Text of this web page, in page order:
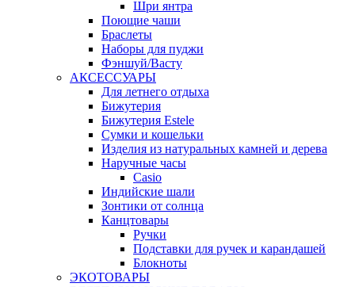
Шри янтра
Поющие чаши
Браслеты
Наборы для пуджи
Фэншуй/Васту
АКСЕССУАРЫ
Для летнего отдыха
Бижутерия
Бижутерия Estele
Сумки и кошельки
Изделия из натуральных камней и дерева
Наручные часы
Casio
Индийские шали
Зонтики от солнца
Канцтовары
Ручки
Подставки для ручек и карандашей
Блокноты
ЭКОТОВАРЫ